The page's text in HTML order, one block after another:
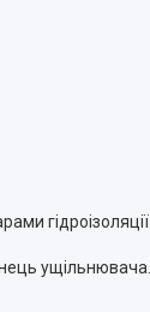
гідроізоляції.
ущільнювача.